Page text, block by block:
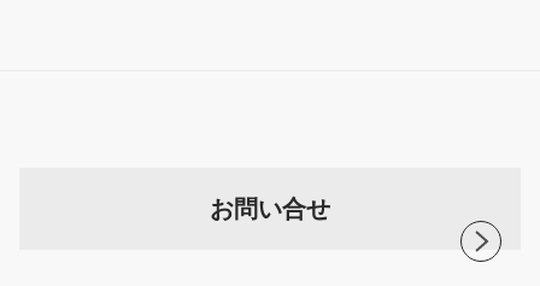
お問い合せ